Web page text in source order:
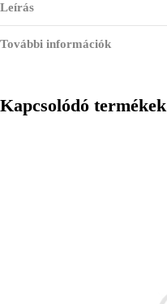
Leírás
További információk
Kapcsolódó termékek